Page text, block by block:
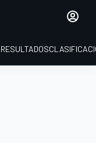
RESULTADOS